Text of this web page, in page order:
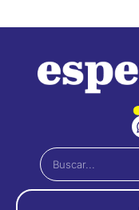
Buscar